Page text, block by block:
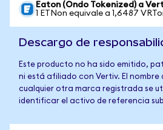
Eaton (Ondo Tokenized) a
1 ETNon equivale a 1,6487
Descargo de
Este producto no ha sido emitido,
ni está afiliado con Vertiv. El nombre
cualquier otra marca registrada se
identificar el activo de referencia